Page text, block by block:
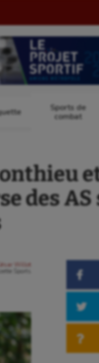
Sports de
combat
des AS
César Willot
Sports